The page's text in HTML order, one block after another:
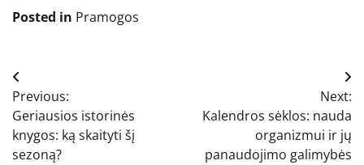
Posted in Pramogos
Navigacija
tarp
įrašų
Previous:
Geriausios istorinės
knygos: ką skaityti šį
sezoną?
Next:
Kalendros sėklos: nauda
organizmui ir jų
panaudojimo galimybės